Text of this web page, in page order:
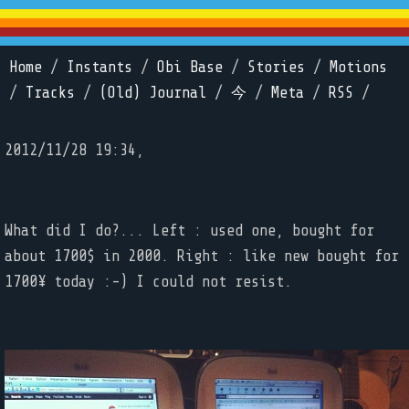
Home / Instants / Obi Base / Stories /
Motions
/ Tracks / (Old) Journal / 今 / Meta / RSS /
2012/11/28 19:34,
What did I do?... Left : used one, bought for
about 1700$ in 2000. Right : like new bought for
1700¥ today :-) I could not resist.